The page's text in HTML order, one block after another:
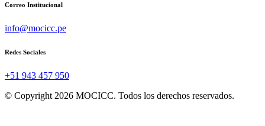
Correo Institucional
info@mocicc.pe
Redes Sociales
+51 943 457 950
© Copyright 2026 MOCICC. Todos los derechos reservados.